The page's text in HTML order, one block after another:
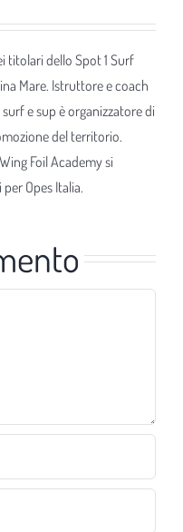
titolari dello Spot 1 Surf
Mare. Istruttore e coach
e sup è organizzatore di
del territorio.
Foil Academy si
Opes Italia.